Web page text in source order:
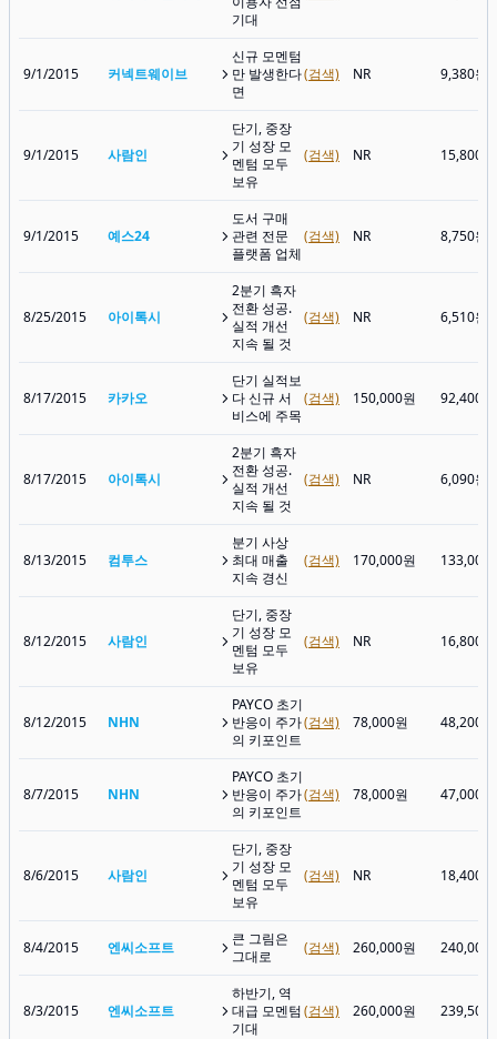
기대
9/1/2015 커넥트웨이브
신규 모멘텀
만 발생한다
면
(검색) NR 9,380원
9/1/2015 사람인
단기, 중장
기 성장 모
멘텀 모두
보유
(검색) NR 15,800원
9/1/2015 예스24
도서 구매
관련 전문
플랫폼 업체
(검색) NR 8,750원
8/25/2015 아이톡시
2분기 흑자
전환 성공.
실적 개선
지속 될 것
(검색) NR 6,510원
8/17/2015 카카오
단기 실적보
다 신규 서
비스에 주목
(검색) 150,000원 92,400원
8/17/2015 아이톡시
2분기 흑자
전환 성공.
실적 개선
지속 될 것
(검색) NR 6,090원
8/13/2015 컴투스
분기 사상
최대 매출
지속 경신
(검색) 170,000원 133,000
8/12/2015 사람인
단기, 중장
기 성장 모
멘텀 모두
보유
(검색) NR 16,800원
8/12/2015 NHN
PAYCO 초기
반응이 주가
의 키포인트
(검색) 78,000원 48,200원
8/7/2015 NHN
PAYCO 초기
반응이 주가
의 키포인트
(검색) 78,000원 47,000원
8/6/2015 사람인
단기, 중장
기 성장 모
멘텀 모두
보유
(검색) NR 18,400원
8/4/2015 엔씨소프트
큰 그림은
그대로
(검색) 260,000원 240,000
8/3/2015 엔씨소프트
하반기, 역
대급 모멘텀
기대
(검색) 260,000원 239,500